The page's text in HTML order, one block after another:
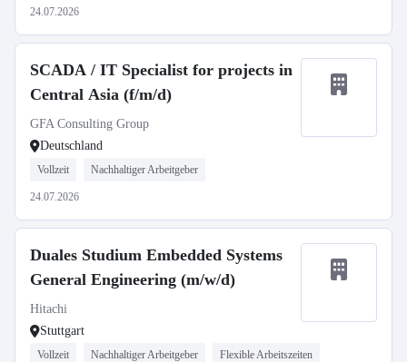
24.07.2026
SCADA / IT Specialist for projects in
Central Asia (f/m/d)
GFA Consulting Group
Deutschland
Vollzeit Nachhaltiger Arbeitgeber
24.07.2026
Duales Studium Embedded Systems
General Engineering (m/w/d)
Hitachi
Stuttgart
Vollzeit Nachhaltiger Arbeitgeber Flexible Arbeitszeiten